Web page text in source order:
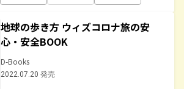
地球の歩き方 ウィズコロナ旅の安
心・安全BOOK
D-Books
2022.07.20 発売